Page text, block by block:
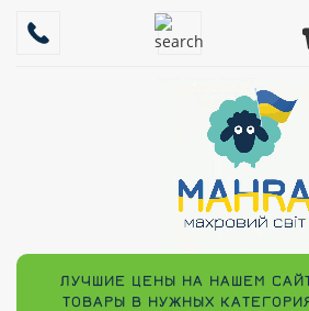
ЛУЧШИЕ ЦЕНЫ НА НАШЕМ
ТОВАРЫ В НУЖНЫХ